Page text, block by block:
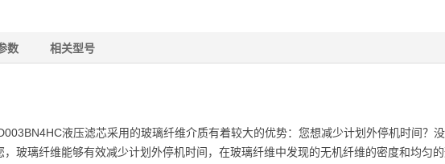
数 相关型号
液压滤芯采用的玻璃纤维介质有着较大的优势：您想减少计划外停机时间？
玻璃纤维能够有效减少计划外停机时间，在玻璃纤维中发现的无机纤维的密度和均匀